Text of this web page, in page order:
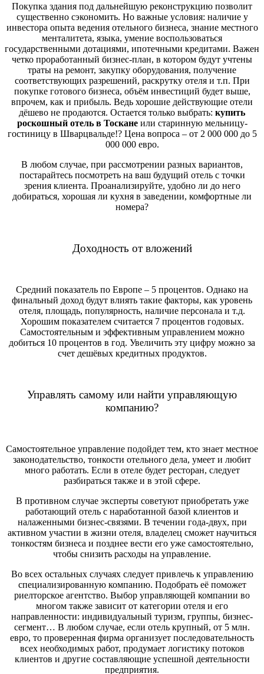
Покупка здания под дальнейшую реконструкцию позволит
существенно сэкономить. Но важные условия: наличие у
инвестора опыта ведения отельного бизнеса, знание местного
менталитета, языка, умение воспользоваться
государственными дотациями, ипотечными кредитами. Важен
четко проработанный бизнес-план, в котором будут учтены
траты на ремонт, закупку оборудования, получение
соответствующих разрешений, раскрутку отеля и т.п. При
покупке готового бизнеса, объём инвестиций будет выше,
впрочем, как и прибыль. Ведь хорошие действующие отели
дёшево не продаются. Остается только выбрать: купить
роскошный отель в Тосканеили старинную мельницу-
гостиницу в Шварцвальде!? Цена вопроса – от 2 000 000 до 5
000 000 евро.
В любом случае, при рассмотрении разных вариантов,
постарайтесь посмотреть на ваш будущий отель с точки
зрения клиента. Проанализируйте, удобно ли до него
добираться, хорошая ли кухня в заведении, комфортные ли
номера?
Доходность от вложений
Средний показатель по Европе – 5 процентов. Однако на
финальный доход будут влиять такие факторы, как уровень
отеля, площадь, популярность, наличие персонала и т.д.
Хорошим показателем считается 7 процентов годовых.
Самостоятельным и эффективным управлением можно
добиться 10 процентов в год. Увеличить эту цифру можно за
счет дешёвых кредитных продуктов.
Управлять самому или найти управляющую
компанию?
Самостоятельное управление подойдет тем, кто знает местное
законодательство, тонкости отельного дела, умеет и любит
много работать. Если в отеле будет ресторан, следует
разбираться также и в этой сфере.
В противном случае эксперты советуют приобретать уже
работающий отель с наработанной базой клиентов и
налаженными бизнес-связями. В течении года-двух, при
активном участии в жизни отеля, владелец сможет научиться
тонкостям бизнеса и позднее вести его уже самостоятельно,
чтобы снизить расходы на управление.
Во всех остальных случаях следует привлечь к управлению
специализированную компанию. Подобрать её поможет
риелторское агентство. Выбор управляющей компании во
многом также зависит от категории отеля и его
направленности: индивидуальный туризм, группы, бизнес-
сегмент… В любом случае, если отель крупный, от 5 млн.
евро, то проверенная фирма организует последовательность
всех необходимых работ, продумает логистику потоков
клиентов и другие составляющие успешной деятельности
предприятия.